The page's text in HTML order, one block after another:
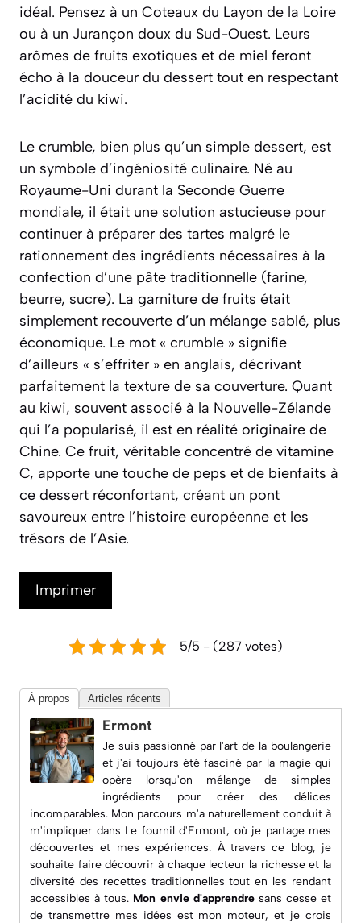
idéal. Pensez à un Coteaux du Layon de la Loire
ou à un Jurançon doux du Sud-Ouest. Leurs
arômes de fruits exotiques et de miel feront
écho à la douceur du dessert tout en respectant
l’acidité du kiwi.
Le crumble, bien plus qu’un simple dessert, est
un symbole d’ingéniosité culinaire. Né au
Royaume-Uni durant la Seconde Guerre
mondiale, il était une solution astucieuse pour
continuer à préparer des tartes malgré le
rationnement des ingrédients nécessaires à la
confection d’une pâte traditionnelle (farine,
beurre, sucre). La garniture de fruits était
simplement recouverte d’un mélange sablé, plus
économique. Le mot « crumble » signifie
d’ailleurs « s’effriter » en anglais, décrivant
parfaitement la texture de sa couverture. Quant
au kiwi, souvent associé à la Nouvelle-Zélande
qui l’a popularisé, il est en réalité originaire de
Chine. Ce fruit, véritable concentré de vitamine
C, apporte une touche de peps et de bienfaits à
ce dessert réconfortant, créant un pont
savoureux entre l’histoire européenne et les
trésors de l’Asie.
Imprimer
5/5 - (287 votes)
À propos Articles récents
Ermont
Je suis passionné par l'art de la boulangerie
et j'ai toujours été fasciné par la magie qui
opère lorsqu'on mélange de simples
ingrédients pour créer des délices
incomparables. Mon parcours m'a naturellement conduit à
m'impliquer dans Le fournil d'Ermont, où je partage mes
découvertes et mes expériences. À travers ce blog, je
souhaite faire découvrir à chaque lecteur la richesse et la
diversité des recettes traditionnelles tout en les rendant
accessibles à tous. Mon envie d'apprendresans cesse et
de transmettre mes idées est mon moteur, et je crois